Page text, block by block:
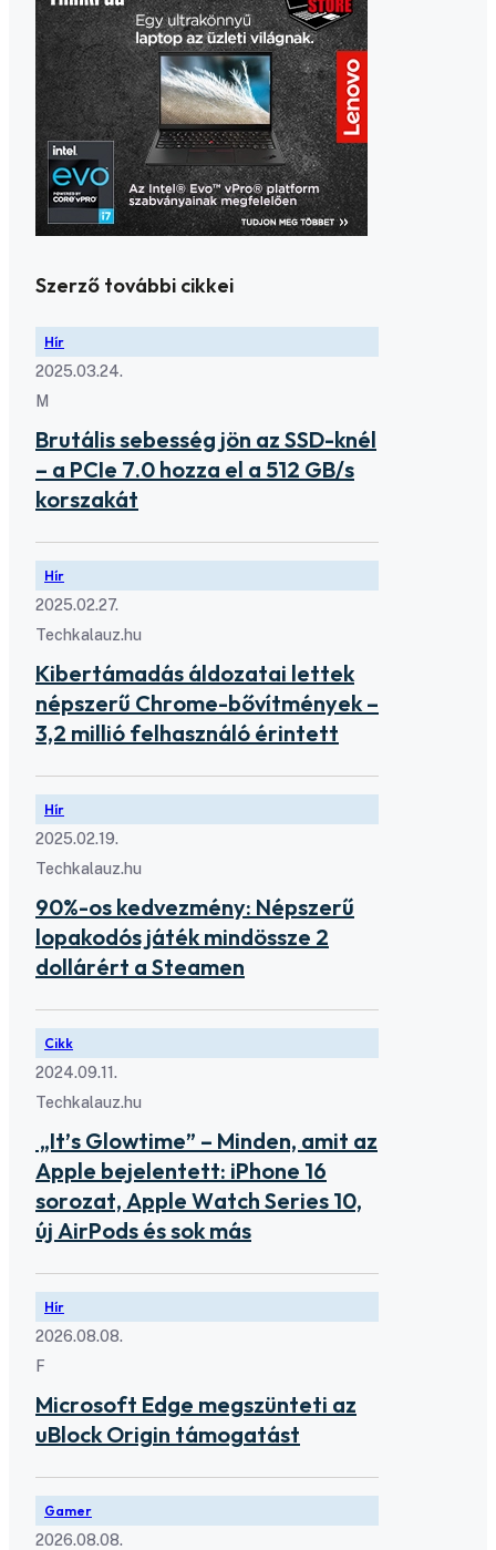
Szerző további cikkei
Hír
2025.03.24.
M
Brutális sebesség jön az SSD-knél
– a PCIe 7.0 hozza el a 512 GB/s
korszakát
Hír
2025.02.27.
Techkalauz.hu
Kibertámadás áldozatai lettek
népszerű Chrome-bővítmények –
3,2 millió felhasználó érintett
Hír
2025.02.19.
Techkalauz.hu
90%-os kedvezmény: Népszerű
lopakodós játék mindössze 2
dollárért a Steamen
Cikk
2024.09.11.
Techkalauz.hu
„It’s Glowtime” – Minden, amit az
Apple bejelentett: iPhone 16
sorozat, Apple Watch Series 10,
új AirPods és sok más
Hír
2026.08.08.
F
Microsoft Edge megszünteti az
uBlock Origin támogatást
Gamer
2026.08.08.